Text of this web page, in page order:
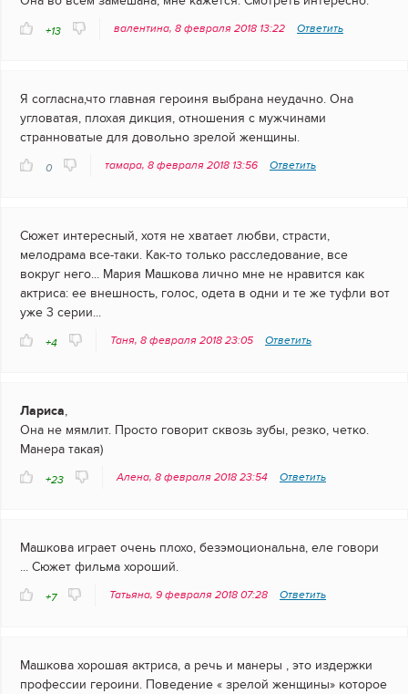
+13 валентина, 8 февраля 2018 13:22 Ответить
Я согласна,что главная героиня выбрана неудачно. Она
угловатая, плохая дикция, отношения с мужчинами
странноватые для довольно зрелой женщины.
0 тамара, 8 февраля 2018 13:56 Ответить
Сюжет интересный, хотя не хватает любви, страсти,
мелодрама все-таки. Как-то только расследование, все
вокруг него... Мария Машкова лично мне не нравится как
актриса: ее внешность, голос, одета в одни и те же туфли вот
уже 3 серии...
+4 Таня, 8 февраля 2018 23:05 Ответить
Лариса,
Она не мямлит. Просто говорит сквозь зубы, резко, четко.
Манера такая)
+23 Алена, 8 февраля 2018 23:54 Ответить
Машкова играет очень плохо, безэмоциональна, еле говори
... Сюжет фильма хороший.
+7 Татьяна, 9 февраля 2018 07:28 Ответить
Машкова хорошая актриса, а речь и манеры , это издержки
профессии героини. Поведение « зрелой женщины» которое